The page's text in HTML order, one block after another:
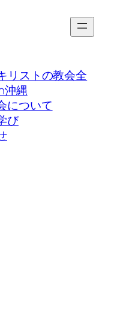
リストの教会全
沖縄
について
び